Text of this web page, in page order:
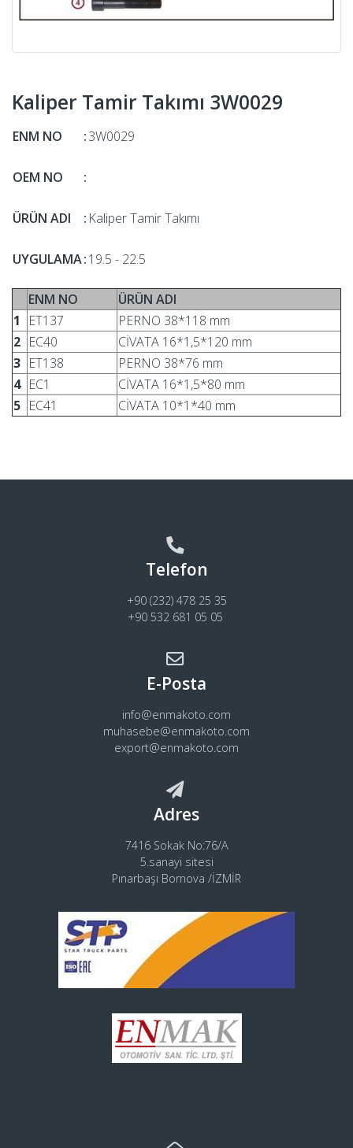
Kaliper Tamir Takımı 3W0029
ENM NO :3W0029
OEM NO :
ÜRÜN ADI : Kaliper Tamir Takımı
UYGULAMA:19.5 - 22.5
ENM NO
ÜRÜN ADI
1
ET137
PERNO 38*118 mm
2 EC40
CİVATA 16*1,5*120 mm
3 ET138
PERNO 38*76 mm
4 EC1
CİVATA 16*1,5*80 mm
5 EC41 CİVATA 10*1*40 mm
Telefon
+90 (232) 478 25 35
+90 532 681 05 05
E-Posta
info@enmakoto.com
muhasebe@enmakoto.com
export@enmakoto.com
Adres
7416 Sokak No:76/A
5.sanayi sitesi
Pınarbaşı Bornova /İZMİR